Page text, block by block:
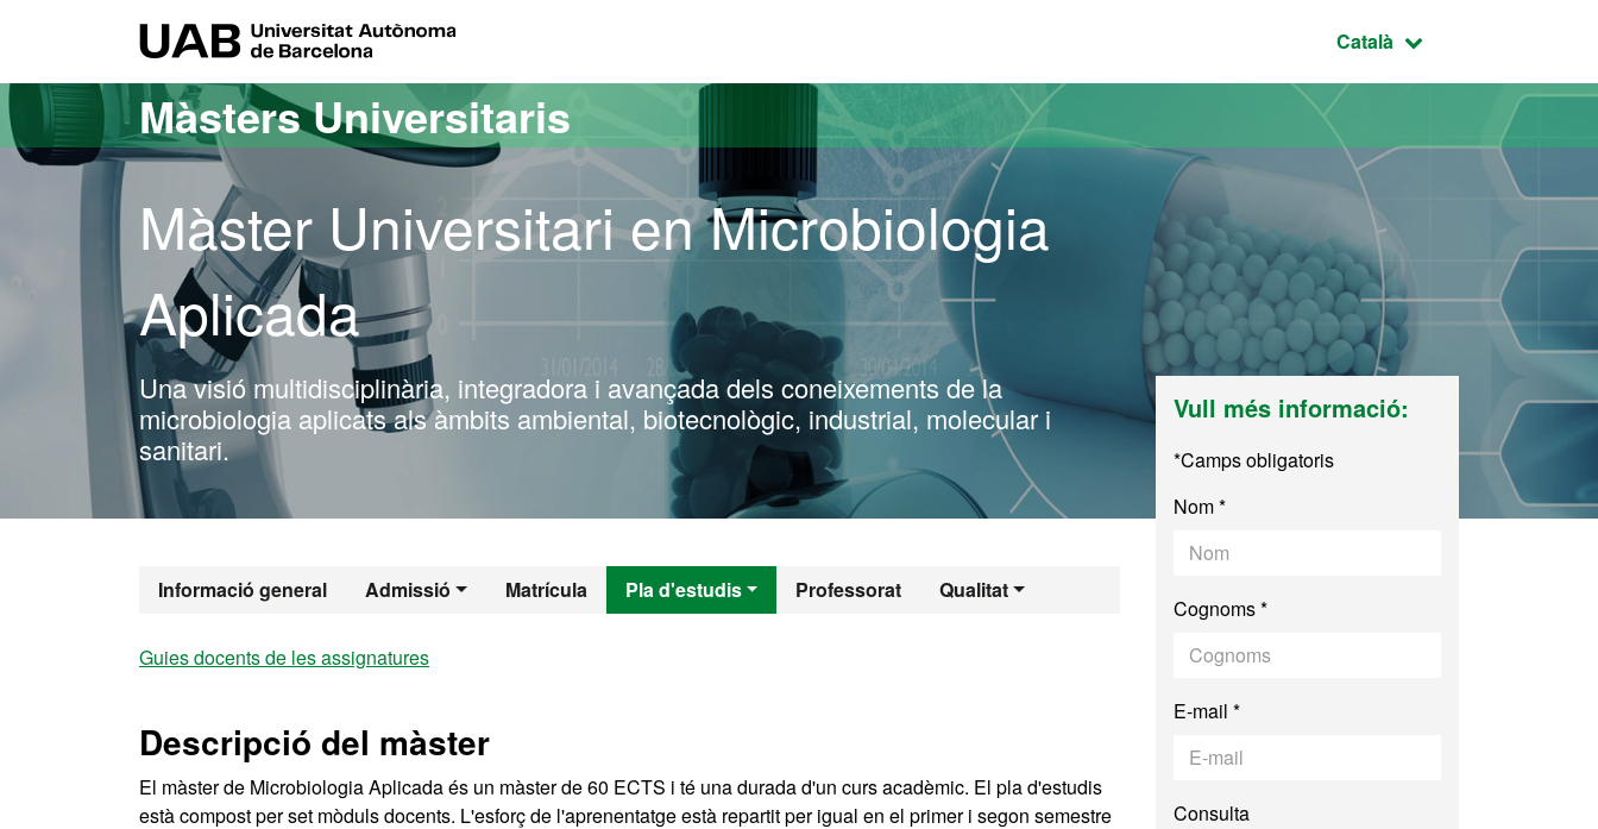
Idioma seleccionat:
Català
Màsters Universitaris
Màster Universitari en Microbiologia
Aplicada
Una visió multidisciplinària, integradora i avançada dels coneixements de la
microbiologia aplicats als àmbits ambiental, biotecnològic, industrial, molecular i
sanitari.
Informació general Admissió Matrícula Pla d'estudis Professorat Qualitat
Màster Oficial - Microbiologia Aplicada
Guies docents de les assignatures
Descripció del màster
El màster de Microbiologia Aplicada és un màster de 60 ECTS i té una durada d'un curs acadèmic. El pla d'estudis
està compost per set mòduls docents. L'esforç de l'aprenentatge està repartit per igual en el primer i segon semestre
Vull més informació:
*Camps obligatoris
Nom *
Cognoms *
E-mail *
Consulta